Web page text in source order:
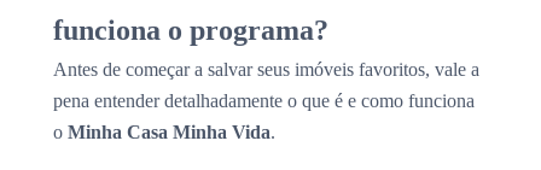
funciona o programa?
Antes de começar a salvar seus imóveis favoritos, vale a
pena entender detalhadamente o que é e como funciona
o Minha Casa Minha Vida.